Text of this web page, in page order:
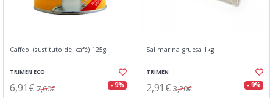
Caffeol (sustituto del café) 125g
TRIMEN ECO
6,91€ 7,60€ - 9%
Sal marina gruesa 1kg
TRIMEN
2,91€ 3,20€ - 9%